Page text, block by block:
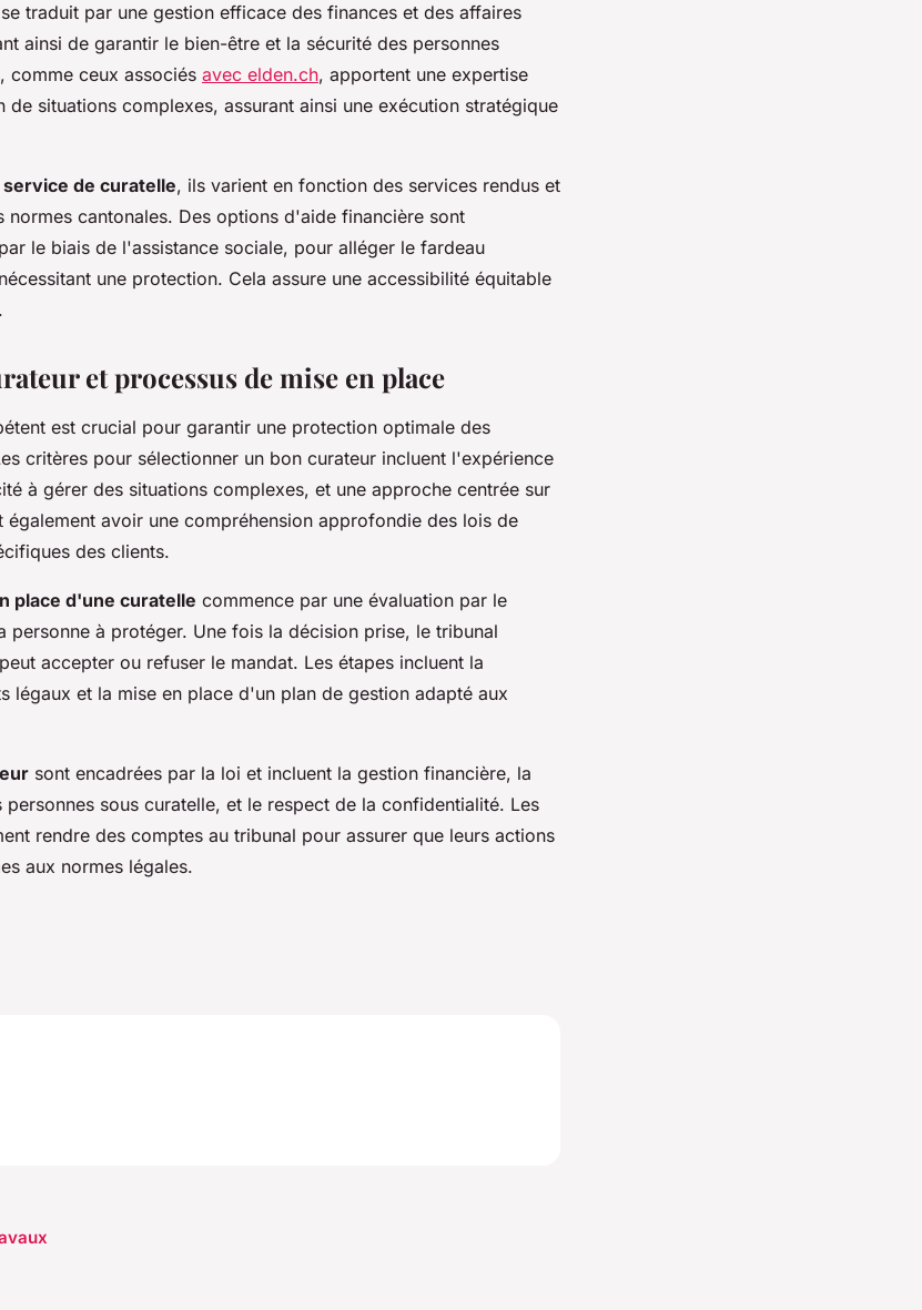
se traduit par une gestion efficace des finances et des affaires
ainsi de garantir le bien-être et la sécurité des personnes
comme ceux associés avec elden.ch, apportent une expertise
de situations complexes, assurant ainsi une exécution stratégique
de curatelle, ils varient en fonction des services rendus et
normes cantonales. Des options d'aide financière sont
le biais de l'assistance sociale, pour alléger le fardeau
une protection. Cela assure une accessibilité équitable
et processus de mise en place
est crucial pour garantir une protection optimale des
critères pour sélectionner un bon curateur incluent l'expérience
à gérer des situations complexes, et une approche centrée sur
également avoir une compréhension approfondie des lois de
des clients.
place d'une curatelle commence par une évaluation par le
personne à protéger. Une fois la décision prise, le tribunal
accepter ou refuser le mandat. Les étapes incluent la
légaux et la mise en place d'un plan de gestion adapté aux
sont encadrées par la loi et incluent la gestion financière, la
sous curatelle, et le respect de la confidentialité. Les
rendre des comptes au tribunal pour assurer que leurs actions
aux normes légales.